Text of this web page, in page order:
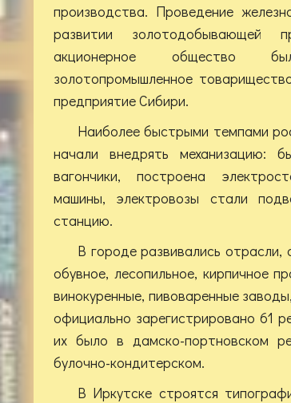
производства. Проведение
развитии золотодобывающей
акционерное общество
золотопромышленное
предприятие Сибири.
Наиболее быстрыми темпами
начали внедрять механизацию:
вагончики, построена
машины, электровозы стали
станцию.
В городе развивались
обувное, лесопильное, кирпичное
винокуренные, пивоваренные
официально зарегистрировано 61
их было в дамско-портновском
булочно-кондитерском.
В Иркутске строятся